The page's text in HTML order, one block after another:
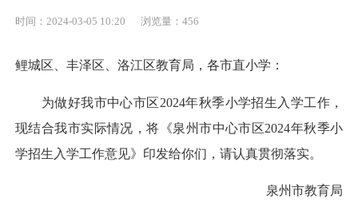
时间：2024-03-05 10:20 浏览量： 456
鲤城区、丰泽区、洛江区教育局，各市直小学：
为做好我市中心市区2024年秋季小学招生入学工作，
现结合我市实际情况，将《泉州市中心市区2024年秋季小
学招生入学工作意见》印发给你们，请认真贯彻落实。
泉州市教育局